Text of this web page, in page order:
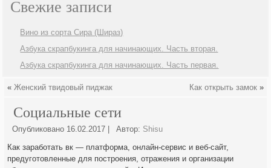
Свежие записи
Вино из сорта Сира (Шираз)
Азбука скрапбукинга для начинающих. Часть вторая.
Азбука скрапбукинга для начинающих. Часть первая.
«Женский твидовый пиджак Как открыть замок»
Социальные сети
Опубликовано 16.02.2017 Автор: Shisu
Как заработать вк — платформа, онлайн-сервис и веб-сайт,
предуготовленные для построения, отражения и организации